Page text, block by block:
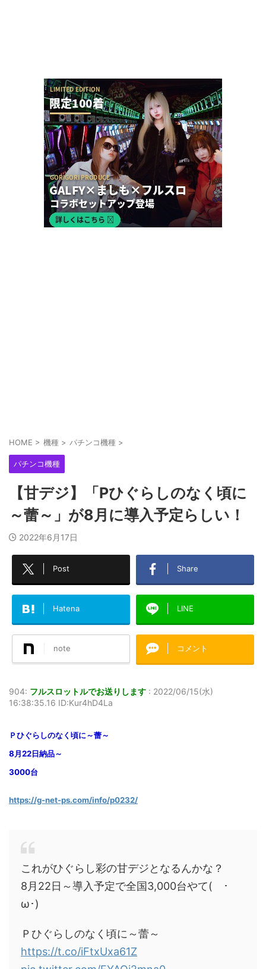
【令和8年8月8日】777コンパス全国予約数ランキ
ングが公開！1位はマルハン新宿東宝の1...
HOME > 機種 > パチンコ機種 >
パチンコ機種
【甘デジ】「Pひぐらしのなく頃に
～蕾～」が8月に導入予定らしい！
2022年6月17日
Post Share
Hatena LINE
note コメント
904: フルスロットルでお送りします : 2022/06/15(水)
16:38:35.16 ID:Kur4hD4La
Ｐひぐらしのなく頃に～蕾～
8月22日納品～
3000台
https://g-net-ps.com/info/p0232/
これがひぐらし彩の甘デジとなるんかな？
8月22日～導入予定で全国3,000台やて( ･
ω･)
Ｐひぐらしのなく頃に～蕾～
https://t.co/iFtxUxa61Z